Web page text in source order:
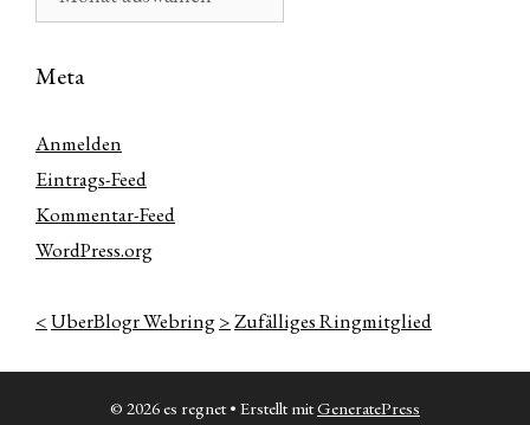
Meta
Anmelden
Eintrags-Feed
Kommentar-Feed
WordPress.org
<UberBlogr Webring>Zufälliges Ringmitglied
© 2026 es regnet• Erstellt mitGeneratePress